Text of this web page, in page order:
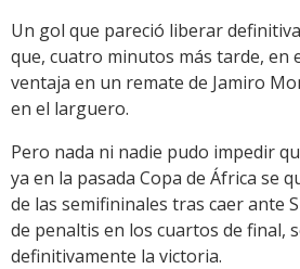
Un gol que pareció liberar
que, cuatro minutos más tarde, en
ventaja en un remate de Jamiro
en el larguero.
Pero nada ni nadie pudo impedir
ya en la pasada Copa de África se
de las semifininales tras caer ante
de penaltis en los cuartos de final,
definitivamente la victoria.